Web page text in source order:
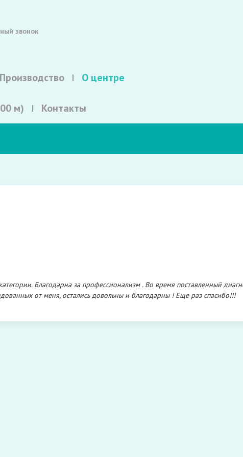
звонок
Производство О центре
м) Контакты
Благодарна за профессионализм . Во время поставленный
от меня, остались довольны и благодарны ! Еще раз спасибо!!!